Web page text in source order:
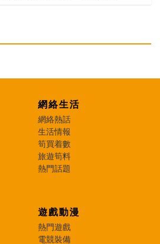
網絡生活
網絡熱話
生活情報
筍買着數
旅遊筍料
熱門話題
遊戲動漫
熱門遊戲
電競裝備